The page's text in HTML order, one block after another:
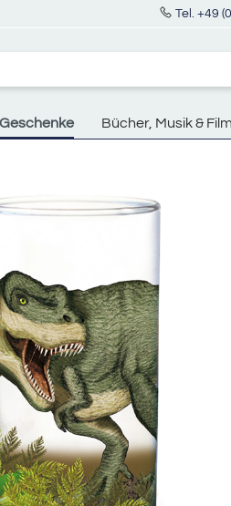
Tel. +49
Geschenke Bücher, Musik &